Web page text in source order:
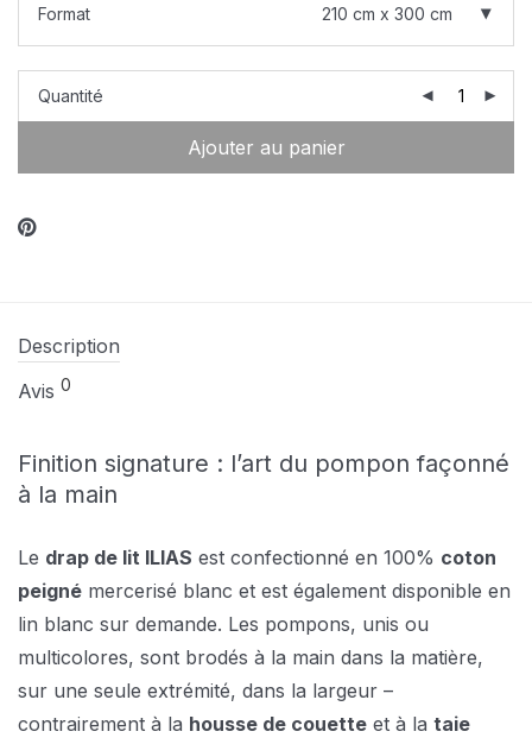
Format 210 cm x 300 cm
Quantité
Ajouter au panier
Description
Avis 0
Finition signature : l’art du pompon façonné
à la main
Le drap de lit ILIAS est confectionné en 100% coton
peigné mercerisé blanc et est également disponible en
lin blanc sur demande. Les pompons, unis ou
multicolores, sont brodés à la main dans la matière,
sur une seule extrémité, dans la largeur –
contrairement à la housse de couette et à la taie